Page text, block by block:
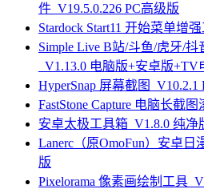
件_V19.5.0.226 PC高级版
Stardock Start11 开始菜单增
Simple Live B站/斗鱼/虎牙/
_V1.13.0 电脑版+安卓版+TV
HyperSnap 屏幕截图_V10.2.1
FastStone Capture 电脑长截
安卓太极工具箱_V1.8.0 纯净
Lanerc（原OmoFun）安卓日
版
Pixelorama 像素画绘制工具